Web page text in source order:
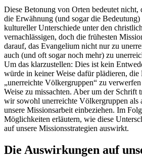
Diese Betonung von Orten bedeutet nicht,
die Erwähnung (und sogar die Bedeutung)
kultureller Unterschiede unter den
vernachlässigen, doch die frühesten
darauf, das Evangelium nicht nur zu
auch (und oft sogar noch mehr) zu
Um das klarzustellen: Dies ist kein
würde in keiner Weise dafür plädieren, die
„unerreichte Völkergruppen“ zu
Weise zu missachten. Aber um der Schrift
wir sowohl unerreichte Völkergruppen als
unsere Missionsarbeit einbeziehen. Im
Möglichkeiten erläutern, wie diese
auf unsere Missionsstrategien auswirkt.
Die Auswirkungen auf